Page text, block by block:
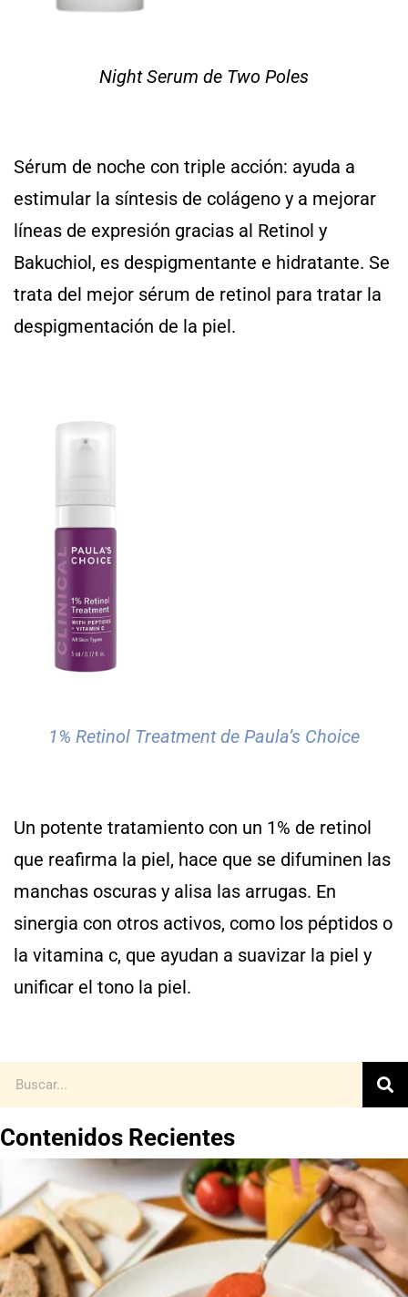
Night Serum de Two Poles
Sérum de noche con triple acción: ayuda a
estimular la síntesis de colágeno y a mejorar
líneas de expresión gracias al Retinol y
Bakuchiol, es despigmentante e hidratante. Se
trata del mejor sérum de retinol para tratar la
despigmentación de la piel.
1% Retinol Treatment de Paula’s Choice
Un potente tratamiento con un 1% de retinol
que reafirma la piel, hace que se difuminen las
manchas oscuras y alisa las arrugas. En
sinergia con otros activos, como los péptidos o
la vitamina c, que ayudan a suavizar la piel y
unificar el tono la piel.
Contenidos Recientes